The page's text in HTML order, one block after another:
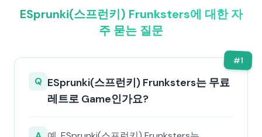
ESprunki(스프런키) Frunksters에 대한 자
주 묻는 질문
#1
Q ESprunki(스프런키) Frunksters는 무료
레트로 Game인가요?